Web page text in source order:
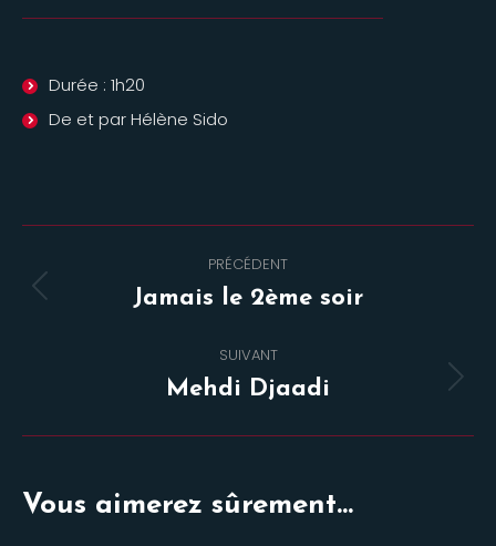
Durée : 1h20
De et par Hélène Sido
de
PRÉCÉDENT
Onglet
Jamais le 2ème soir
SUIVANT
Projets
Mehdi Djaadi
Vous aimerez sûrement...